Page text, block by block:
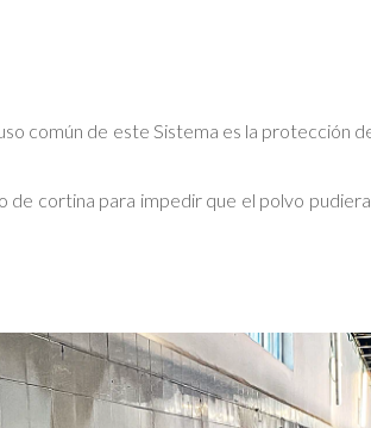
común de este Sistema es la protección
cortina para impedir que el polvo